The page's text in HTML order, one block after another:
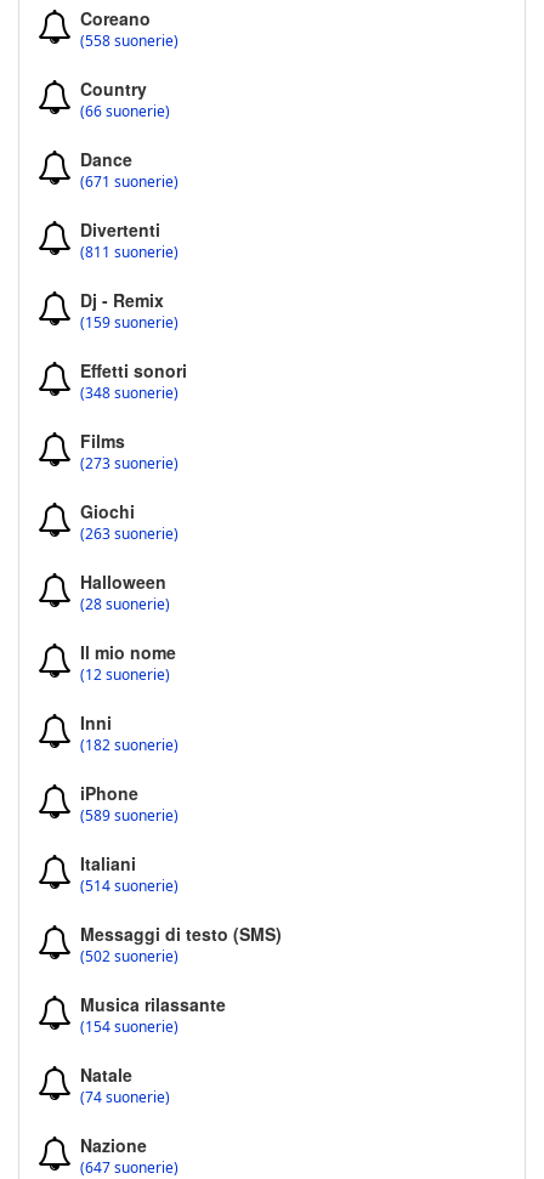
Coreano
(558 suonerie)
Country
(66 suonerie)
Dance
(671 suonerie)
Divertenti
(811 suonerie)
Dj - Remix
(159 suonerie)
Effetti sonori
(348 suonerie)
Films
(273 suonerie)
Giochi
(263 suonerie)
Halloween
(28 suonerie)
Il mio nome
(12 suonerie)
Inni
(182 suonerie)
iPhone
(589 suonerie)
Italiani
(514 suonerie)
Messaggi di testo (SMS)
(502 suonerie)
Musica rilassante
(154 suonerie)
Natale
(74 suonerie)
Nazione
(647 suonerie)